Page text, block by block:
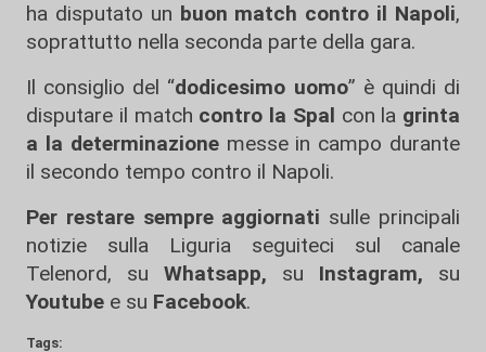
ha disputato un buon match contro il Napoli,
soprattutto nella seconda parte della gara.
Il consiglio del “dodicesimo uomo” è quindi di
disputare il match contro la Spal con la grinta
a la determinazionemesse in campo durante
il secondo tempo contro il Napoli.
Per restare sempre aggiornati sulle principali
notizie sulla Liguria seguiteci sul canale
Telenord, su
Whatsapp, su Instagram, su
Youtube e su Facebook.
Tags: